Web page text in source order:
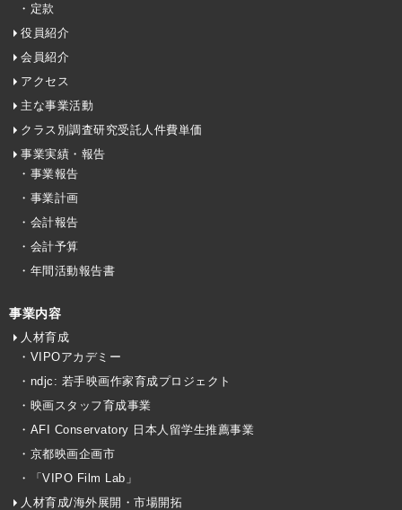
・定款
役員紹介
会員紹介
アクセス
主な事業活動
クラス別調査研究受託人件費単価
事業実績・報告
・事業報告
・事業計画
・会計報告
・会計予算
・年間活動報告書
事業内容
人材育成
・VIPOアカデミー
・ndjc: 若手映画作家育成プロジェクト
・映画スタッフ育成事業
・AFI Conservatory 日本人留学生推薦事業
・京都映画企画市
・「VIPO Film Lab」
人材育成/海外展開・市場開拓